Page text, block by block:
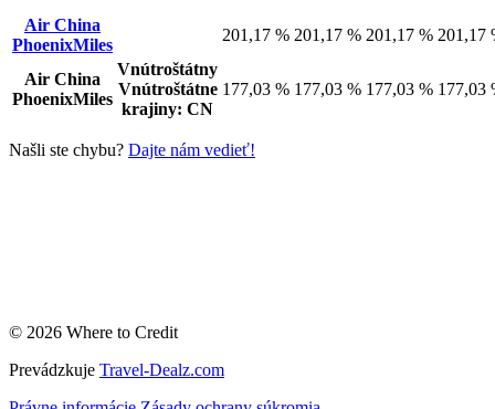
Air China
PhoenixMiles
201,17 % 201,17 % 201,17 % 201,17
Air China
PhoenixMiles
Vnútroštátny
Vnútroštátne
krajiny: CN
177,03 % 177,03 % 177,03 % 177,03
Našli ste chybu? Dajte nám vedieť!
© 2026 Where to Credit
Prevádzkuje Travel-Dealz.com